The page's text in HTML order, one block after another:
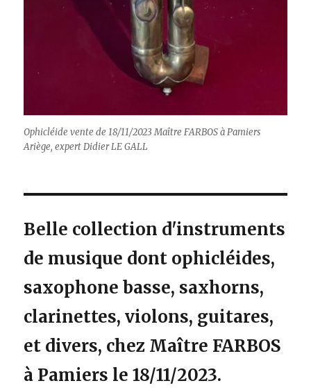
Ophicléide vente de 18/11/2023 Maître FARBOS à Pamiers
Ariège, expert Didier LE GALL
Belle collection d'instruments
de musique dont ophicléides,
saxophone basse, saxhorns,
clarinettes, violons, guitares,
et divers, chez Maître FARBOS
à Pamiers le 18/11/2023.